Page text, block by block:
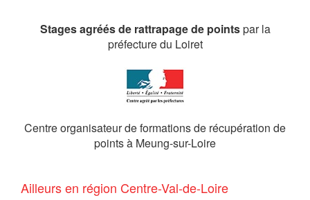
Stages agréés de rattrapage de pointspar la
préfecture du Loiret
Centre organisateur de formations de récupération de
points à Meung-sur-Loire
Ailleurs en région Centre-Val-de-Loire